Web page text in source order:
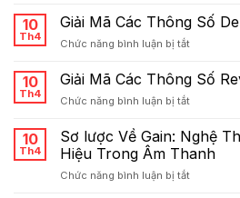
Thuật
Pha
Trộn
&
Hát
10
Th4
Giải Mã Các Thông Số
Chức năng bình luận bị tắtở
Mã
Các
Thông
Delay
10
Th4
Giải Mã Các Thông Số
Chức năng bình luận bị tắtở
Mã
Các
Thông
Số
10
Th4
Sơ lược Về Gain: Nghệ
Hiệu Trong Âm Thanh
Chức năng bình luận bị tắtở